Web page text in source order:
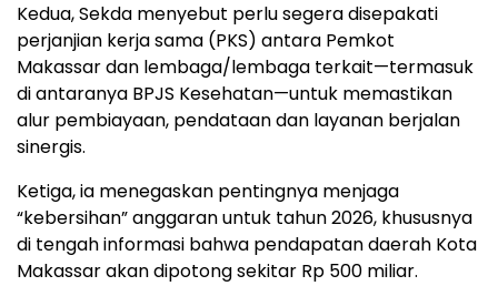
Kedua, Sekda menyebut perlu segera disepakati
perjanjian kerja sama (PKS) antara Pemkot
Makassar dan lembaga/lembaga terkait—termasuk
di antaranya BPJS Kesehatan—untuk memastikan
alur pembiayaan, pendataan dan layanan berjalan
sinergis.
Ketiga, ia menegaskan pentingnya menjaga
“kebersihan” anggaran untuk tahun 2026, khususnya
di tengah informasi bahwa pendapatan daerah Kota
Makassar akan dipotong sekitar Rp 500 miliar.